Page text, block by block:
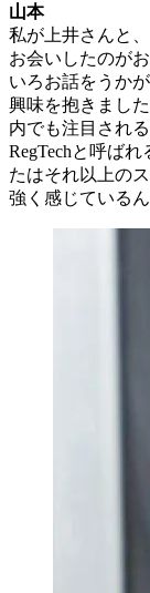
山本
私が上井さんと
お会いしたのが
いろお話をうか
興味を抱きまし
内でも注目され
RegTechと呼ば
たはそれ以上の
強く感じているん